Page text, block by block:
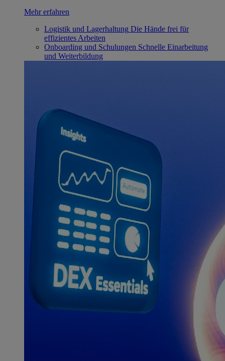
Mehr erfahren
Logistik und Lagerhaltung Die Hände frei für
effizientes Arbeiten
Onboarding und Schulungen Schnelle Einarbeitung
und Weiterbildung